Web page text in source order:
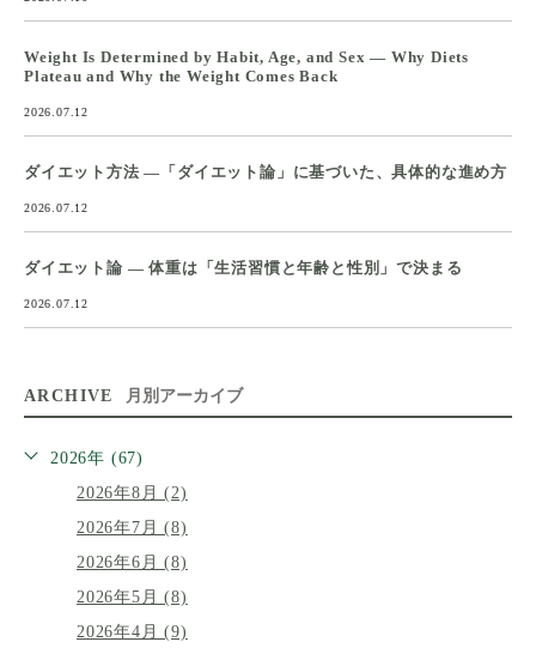
Weight Is Determined by Habit, Age, and Sex — Why Diets
Plateau and Why the Weight Comes Back
2026.07.12
ダイエット方法 ―「ダイエット論」に基づいた、具体的な進め方
2026.07.12
ダイエット論 ― 体重は「生活習慣と年齢と性別」で決まる
2026.07.12
ARCHIVE 月別アーカイブ
2026年 (67)
2026年8月 (2)
2026年7月 (8)
2026年6月 (8)
2026年5月 (8)
2026年4月 (9)